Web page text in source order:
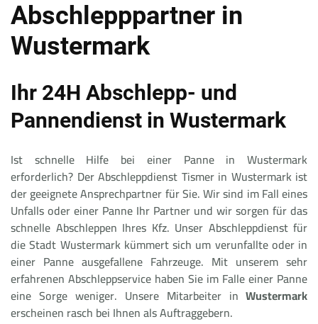
Abschlepppartner in
Wustermark
Ihr 24H Abschlepp- und
Pannendienst in Wustermark
Ist schnelle Hilfe bei einer Panne in Wustermark
erforderlich? Der Abschleppdienst Tismer in Wustermark ist
der geeignete Ansprechpartner für Sie. Wir sind im Fall eines
Unfalls oder einer Panne Ihr Partner und wir sorgen für das
schnelle Abschleppen Ihres Kfz. Unser Abschleppdienst für
die Stadt Wustermark kümmert sich um verunfallte oder in
einer Panne ausgefallene Fahrzeuge. Mit unserem sehr
erfahrenen Abschleppservice haben Sie im Falle einer Panne
eine Sorge weniger. Unsere Mitarbeiter in Wustermark
erscheinen rasch bei Ihnen als Auftraggebern.